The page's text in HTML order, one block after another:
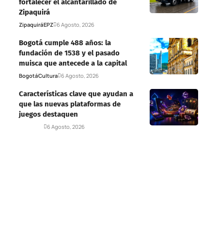
fortalecer el alcantarillado de
Zipaquirá
ZipaquiráEPZ 6 Agosto, 2026
Bogotá cumple 488 años: la
fundación de 1538 y el pasado
muisca que antecede a la capital
BogotáCultura 6 Agosto, 2026
Características clave que ayudan a
que las nuevas plataformas de
juegos destaquen
6 Agosto, 2026